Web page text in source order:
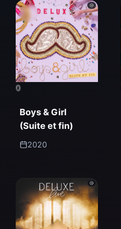
0
Boys & Girl
(Suite et fin)
2020